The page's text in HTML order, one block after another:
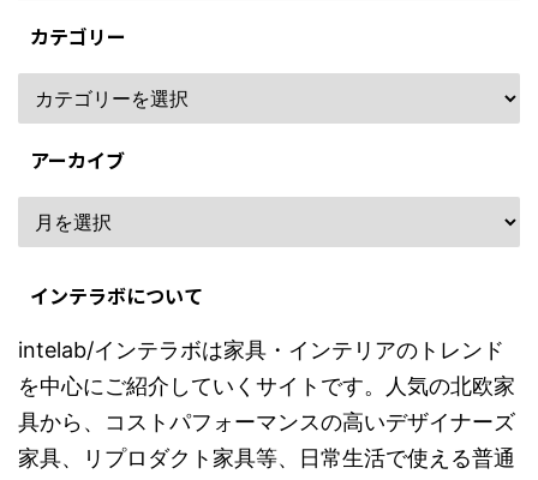
カテゴリー
アーカイブ
インテラボについて
intelab/インテラボは家具・インテリアのトレンド
を中心にご紹介していくサイトです。人気の北欧家
具から、コストパフォーマンスの高いデザイナーズ
家具、リプロダクト家具等、日常生活で使える普通